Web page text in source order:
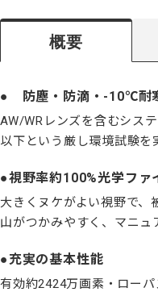
概要
防塵・防滴・-10℃耐
AW/WRレンズを含むシス
以下という厳し環境試験を
視野率約100%光学ファ
大きくヌケがよい視野で
山がつかみやすく、マニュ
充実の基本性能
有効約2424万画素・ロー